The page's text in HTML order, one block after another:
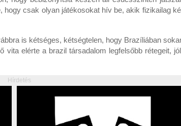
csak olyan játékosokat hív be, akik fizikailag
is kétséges, kétségtelen, hogy Brazíliában
vita elérte a brazil társadalom legfelsőbb rétegeit,
Hírdetés